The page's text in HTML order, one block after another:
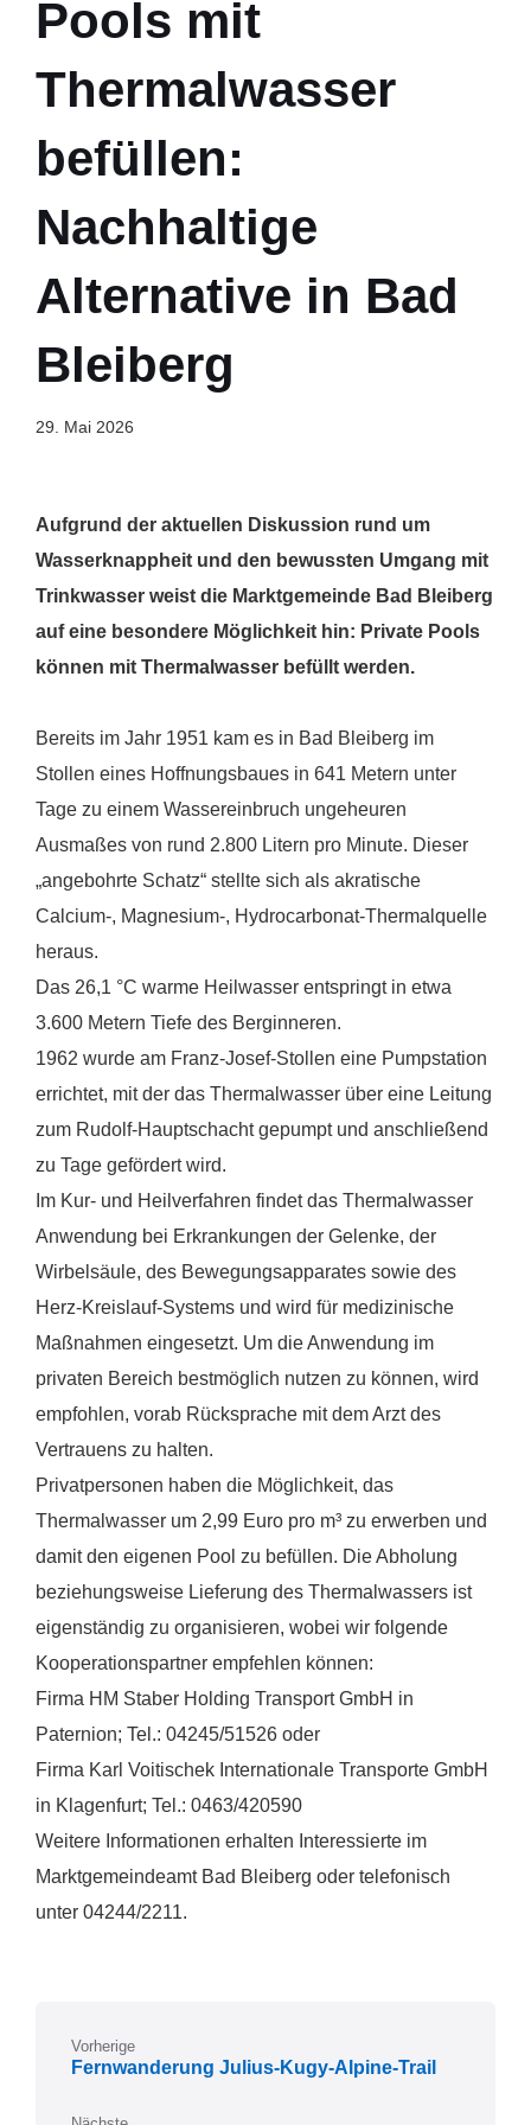
Pools mit
Thermalwasser
befüllen:
Nachhaltige
Alternative in Bad
Bleiberg
29. Mai 2026
Aufgrund der aktuellen Diskussion rund um
Wasserknappheit und den bewussten Umgang mit
Trinkwasser weist die Marktgemeinde Bad Bleiberg
auf eine besondere Möglichkeit hin: Private Pools
können mit Thermalwasser befüllt werden.
Bereits im Jahr 1951 kam es in Bad Bleiberg im
Stollen eines Hoffnungsbaues in 641 Metern unter
Tage zu einem Wassereinbruch ungeheuren
Ausmaßes von rund 2.800 Litern pro Minute. Dieser
„angebohrte Schatz“ stellte sich als akratische
Calcium-, Magnesium-, Hydrocarbonat-Thermalquelle
heraus.
Das 26,1 °C warme Heilwasser entspringt in etwa
3.600 Metern Tiefe des Berginneren.
1962 wurde am Franz-Josef-Stollen eine Pumpstation
errichtet, mit der das Thermalwasser über eine Leitung
zum Rudolf-Hauptschacht gepumpt und anschließend
zu Tage gefördert wird.
Im Kur- und Heilverfahren findet das Thermalwasser
Anwendung bei Erkrankungen der Gelenke, der
Wirbelsäule, des Bewegungsapparates sowie des
Herz-Kreislauf-Systems und wird für medizinische
Maßnahmen eingesetzt. Um die Anwendung im
privaten Bereich bestmöglich nutzen zu können, wird
empfohlen, vorab Rücksprache mit dem Arzt des
Vertrauens zu halten.
Privatpersonen haben die Möglichkeit, das
Thermalwasser um 2,99 Euro pro m³ zu erwerben und
damit den eigenen Pool zu befüllen. Die Abholung
beziehungsweise Lieferung des Thermalwassers ist
eigenständig zu organisieren, wobei wir folgende
Kooperationspartner empfehlen können:
Firma HM Staber Holding Transport GmbH in
Paternion; Tel.: 04245/51526 oder
Firma Karl Voitischek Internationale Transporte GmbH
in Klagenfurt; Tel.: 0463/420590
Weitere Informationen erhalten Interessierte im
Marktgemeindeamt Bad Bleiberg oder telefonisch
unter 04244/2211.
Vorherige
Fernwanderung Julius-Kugy-Alpine-Trail